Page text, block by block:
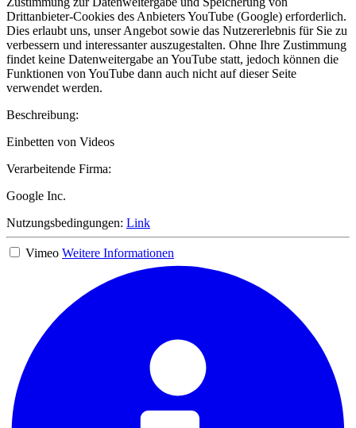
Drittanbieter-Cookies des Anbieters YouTube (Google) erforderlich.
Dies erlaubt uns, unser Angebot sowie das Nutzererlebnis für Sie zu
verbessern und interessanter auszugestalten. Ohne Ihre Zustimmung
findet keine Datenweitergabe an YouTube statt, jedoch können die
Funktionen von YouTube dann auch nicht auf dieser Seite
verwendet werden.
Beschreibung:
Einbetten von Videos
Verarbeitende Firma:
Google Inc.
Nutzungsbedingungen: Link
Vimeo Weitere Informationen